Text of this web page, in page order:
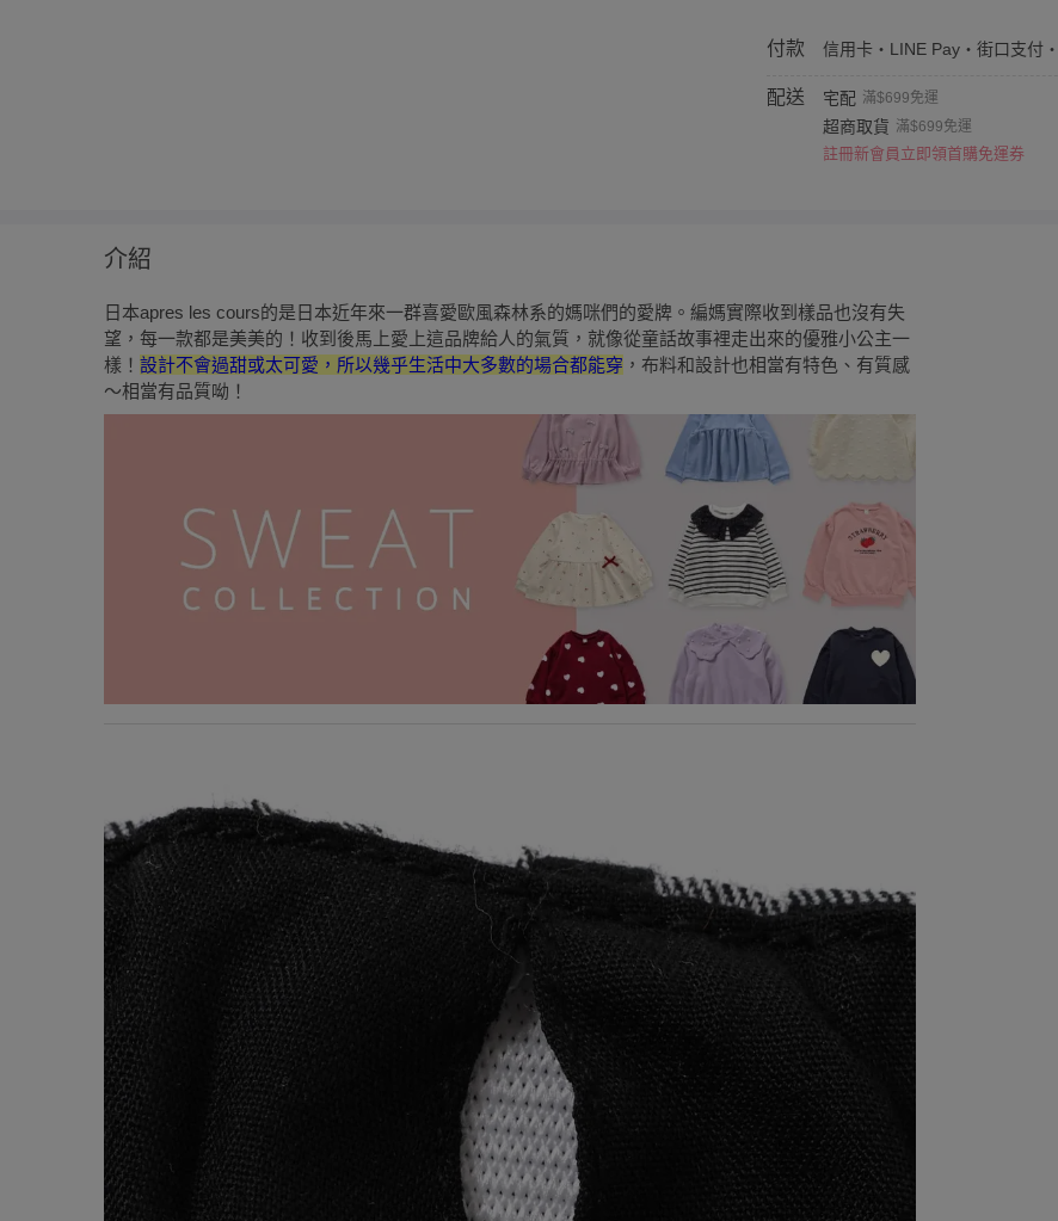
付款 信用卡・LINE Pay・街口支付
配送 宅配 滿$699免運
超商取貨 滿$699免運
註冊新會員立即領首購免運券
介紹
日本apres les cours的是日本近年來一群喜愛歐風森林系的媽咪們的愛牌。編媽實際收到樣品也沒有失
望，每一款都是美美的！收到後馬上愛上這品牌給人的氣質，就像從童話故事裡走出來的優雅小公主一
樣！ 設計不會過甜或太可愛，所以幾乎生活中大多數的場合都能穿 ，布料和設計也相當有特色、有質感
～相當有品質呦！